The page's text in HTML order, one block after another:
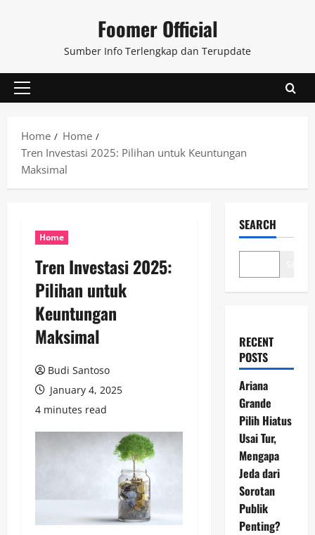
Foomer Official
Sumber Info Terlengkap dan Terupdate
Primary
Home
Home
Tren Investasi 2025: Pilihan untuk Keuntungan
Maksimal
Home
Tren Investasi 2025:
Pilihan untuk
Keuntungan
Maksimal
Budi Santoso
January 4, 2025
4 minutes read
SEARCH
RECENT
POSTS
Ariana
Grande
Pilih Hiatus
Usai Tur,
Mengapa
Jeda dari
Sorotan
Publik
Penting?